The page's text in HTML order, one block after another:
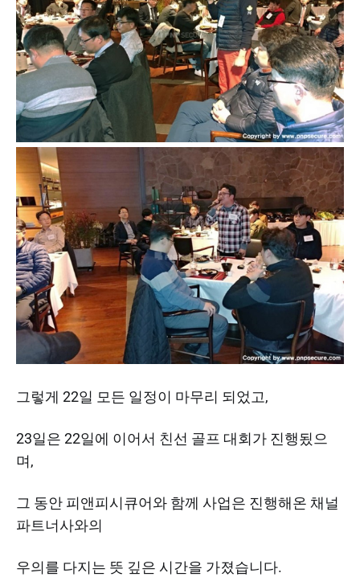
그렇게 22일 모든 일정이 마무리 되었고,
23일은 22일에 이어서 친선 골프 대회가 진행됬으
며,
그 동안 피앤피시큐어와 함께 사업은 진행해온 채널
파트너사와의
우의를 다지는 뜻 깊은 시간을 가졌습니다.